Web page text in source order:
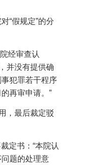
对“假规定”的分
经审查认
并没有提供确
犯罪若干程序
再审申请。”
，最后裁定驳
定书：“本院认
题的处理意